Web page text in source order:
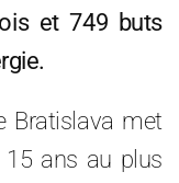
et 749 buts
Bratislava met
ans au plus